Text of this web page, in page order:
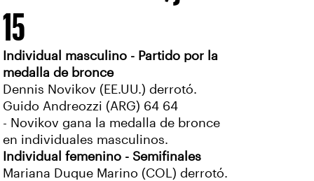
15
Individual masculino - Partido por la
medalla de bronce
Dennis Novikov (EE.UU.) derrotó.
Guido Andreozzi (ARG) 64 64
- Novikov gana la medalla de bronce
en individuales masculinos.
Individual femenino - Semifinales
Mariana Duque Marino (COL) derrotó.